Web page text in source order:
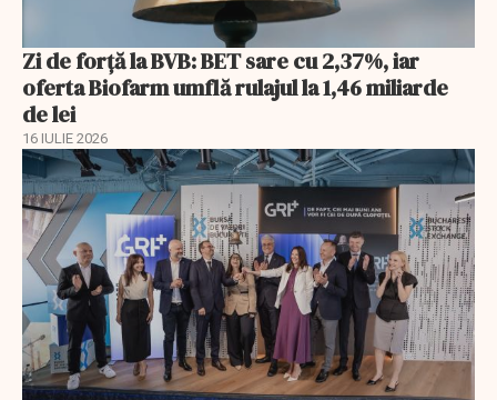
Zi de forță la BVB: BET sare cu 2,37%, iar
oferta Biofarm umflă rulajul la 1,46 miliarde
de lei
16 IULIE 2026